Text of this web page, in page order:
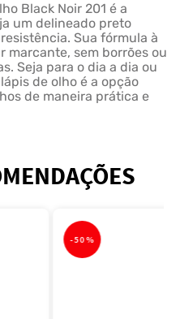
Black Noir 201 é a
um delineado preto
Sua fórmula à
marcante, sem borrões ou
Seja para o dia a dia ou
de olho é a opção
de maneira prática e
-50%